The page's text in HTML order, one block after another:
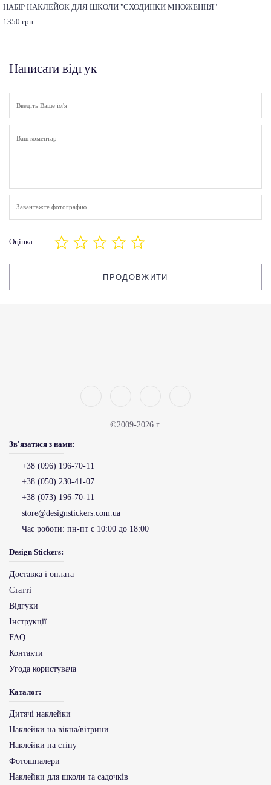
НАБІР НАКЛЕЙОК ДЛЯ ШКОЛИ "СХОДИНКИ МНОЖЕННЯ"
1350 грн
Написати відгук
Завантажте фотографію
Оцінка:
ПРОДОВЖИТИ
©2009-2026 г.
Зв'язатися з нами:
+38 (096) 196-70-11
+38 (050) 230-41-07
+38 (073) 196-70-11
store@designstickers.com.ua
Час роботи: пн-пт с 10:00 до 18:00
Design Stickers:
Доставка і оплата
Статті
Відгуки
Інструкції
FAQ
Контакти
Угода користувача
Каталог:
Дитячі наклейки
Наклейки на вікна/вітрини
Наклейки на стіну
Фотошпалери
Наклейки для школи та садочків